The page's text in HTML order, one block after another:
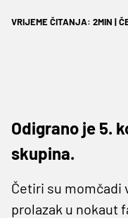
VRIJEME ČITANJA: 2MIN |
Odigrano je 5.
skupina.
Četiri su momčadi
prolazak u nokaut